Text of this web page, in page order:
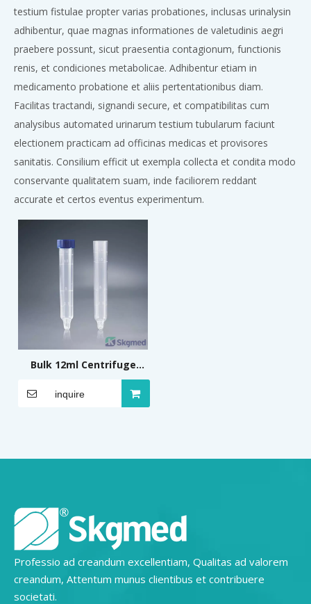
testium fistulae propter varias probationes, inclusas urinalysin
adhibentur, quae magnas informationes de valetudinis aegri
praebere possunt, sicut praesentia contagionum, functionis
renis, et condiciones metabolicae. Adhibentur etiam in
medicamento probatione et aliis pertentationibus diam.
Facilitas tractandi, signandi secure, et compatibilitas cum
analysibus automated urinarum testium tubularum faciunt
electionem practicam ad officinas medicas et provisores
sanitatis. Consilium efficit ut exempla collecta et condita modo
conservante qualitatem suam, inde faciliorem reddant
accurate et certos eventus experimentum.
Bulk 12ml Centrifuge
Urine Tube Bulb Type
inquire
Professio ad creandum excellentiam, Qualitas ad valorem
creandum, Attentum munus clientibus et contribuere
societati.